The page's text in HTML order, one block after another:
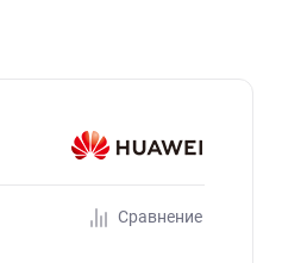
Сравнение